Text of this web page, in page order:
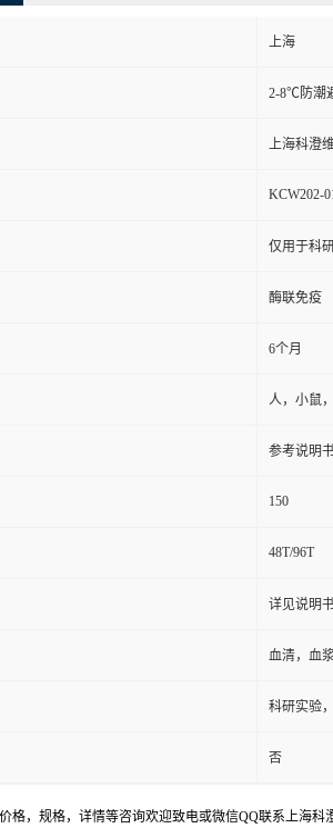
上海
2-8℃防潮
上海科澄
KCW202-
仅用于科
酶联免疫
6个月
人，小鼠
参考说明
150
48T/96T
详见说明
血清，血
科研实验
否
格，规格，详情等咨询欢迎致电或微信QQ联系上海